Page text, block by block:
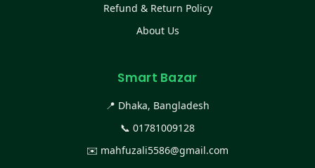
Refund & Return Policy
About Us
Smart Bazar
📍 Dhaka, Bangladesh
📞 01781009128
✉️ mahfuzali5586@gmail.com